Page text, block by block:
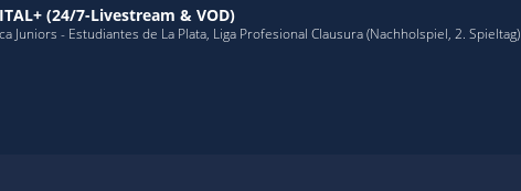
(24/7-Livestream & VOD)
Juniors - Estudiantes de La Plata, Liga Profesional Clausura (Nachholspiel, 2. Spieltag)